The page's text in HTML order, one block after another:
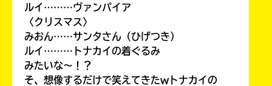
ルイ………ヴァンパイア
〈クリスマス〉
みおん……サンタさん（ひげつき）
ルイ………トナカイの着ぐるみ
みたいな〜！？
そ、想像するだけで笑えてきたwトナカイの